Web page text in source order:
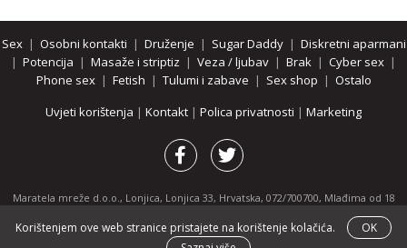
Sex| Osobni kontakti | Druženje | Sugar Daddy| Diskretni aparmani
| Potencija | Masaže i striptiz | Veza / ljubav | Brak | Cyber sex |
Phone sex| Fetish | Tulumi i zabave | Sex shop | Ostalo
Uvjeti korištenja | Kontakt | Polica privatnosti | Marketing
Maratela mreže d.o.o., Lonjica, Lonjica 33, Hrvatska, 072/700700, Mlađima od 18
Partnerski portali:osobnikontakti.com|hotline.hr|ThePornDude.com
Korištenjem ove web stranice pristajete na korištenje kolačića.
OK